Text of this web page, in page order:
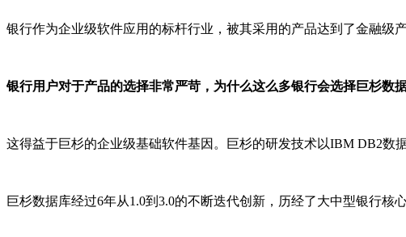
银行作为企业级软件应用的标杆行业，被其采用的产品达到了金融级
银行用户对于产品的选择非常严苛，为什么这么多银行会选择巨杉数
这得益于巨杉的企业级基础软件基因。巨杉的研发技术以IBM DB2数
巨杉数据库经过6年从1.0到3.0的不断迭代创新，历经了大中型银行